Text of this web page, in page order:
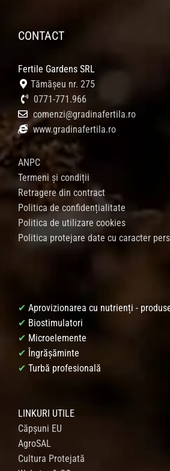
CONTACT
Fertile Gardens SRL
Tămășeu nr. 275
0771-771.966
comenzi@gradinafertila.ro
www.gradinafertila.ro
ANPC
Termeni și condiții
Retragere din contract
Politica de confidențialitate
Politica de utilizare cookies
Politica protejare date cu caracter
✔ Aprovizionarea cu nutrienți -
✔ Biostimulatori
✔ Microelemente
✔ Îngrășăminte
✔ Turbă profesională
LINKURI UTILE
Căpșuni EU
AgroSAL
Cultura Protejată